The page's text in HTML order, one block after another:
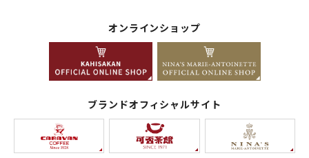
オンラインショップ
ブランドオフィシャルサイト